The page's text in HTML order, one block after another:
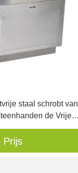
staal schrobt van
de Vrije
Prijs